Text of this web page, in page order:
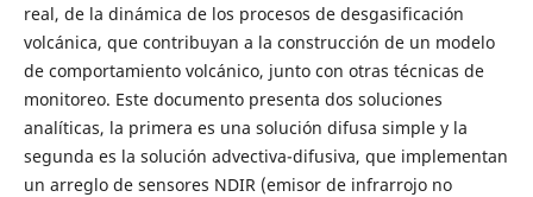
real, de la dinámica de los procesos de desgasificación
volcánica, que contribuyan a la construcción de un modelo
de comportamiento volcánico, junto con otras técnicas de
monitoreo. Este documento presenta dos soluciones
analíticas, la primera es una solución difusa simple y la
segunda es la solución advectiva-difusiva, que implementan
un arreglo de sensores NDIR (emisor de infrarrojo no